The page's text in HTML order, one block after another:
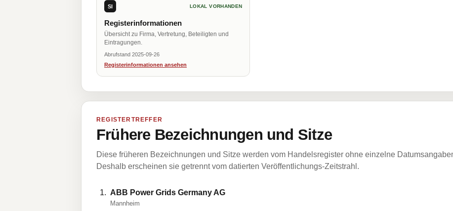
SI LOKAL VORHANDEN
Registerinformationen
Übersicht zu Firma, Vertretung, Beteiligten und
Eintragungen.
Abrufstand 2025-09-26
Registerinformationen ansehen
REGISTERTREFFER
Frühere Bezeichnungen und Sitze
Diese früheren Bezeichnungen und Sitze werden vom Handelsregister ohne einzelne
Deshalb erscheinen sie getrennt vom datierten Veröffentlichungs-Zeitstrahl.
ABB Power Grids Germany AG
Mannheim